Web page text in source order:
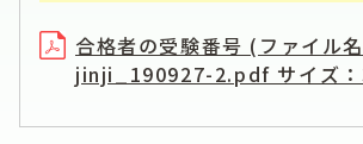
合格者の受験番号 (ファイル名
jinji_190927-2.pdf サイズ